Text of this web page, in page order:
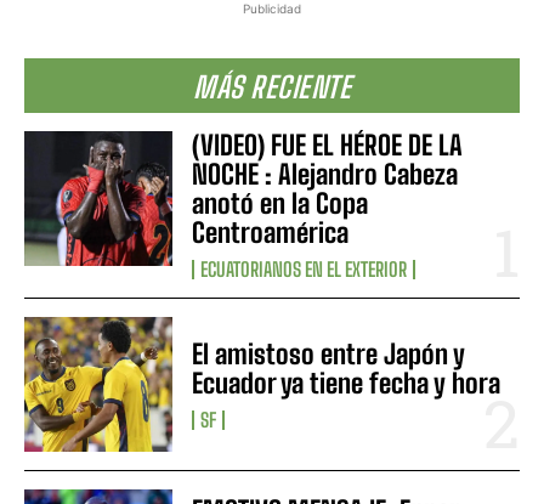
Publicidad
MÁS RECIENTE
(VIDEO) FUE EL HÉROE DE LA
NOCHE : Alejandro Cabeza
anotó en la Copa
Centroamérica
ECUATORIANOS EN EL EXTERIOR
El amistoso entre Japón y
Ecuador ya tiene fecha y hora
SF